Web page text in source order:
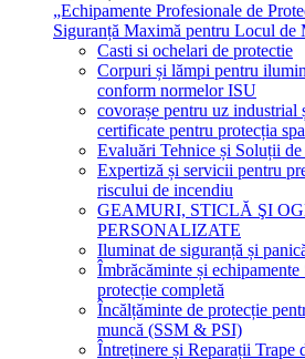
„Echipamente Profesionale de
Siguranță Maximă pentru Locul de
Casti si ochelari de protectie
Corpuri și lămpi pentru
conform normelor ISU
covorașe pentru uz industrial
certificate pentru protecția
Evaluări Tehnice și Soluții
Expertiză și servicii pentru
riscului de incendiu
GEAMURI, STICLĂ ŞI
PERSONALIZATE
Iluminat de siguranță și
Îmbrăcăminte și
protecție completă
Încălțăminte de protecție
muncă (SSM & PSI)
Întreținere și Reparații Trape